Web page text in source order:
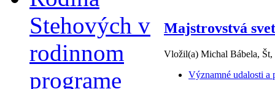
Stehových v
rodinnom
programe
Majstrovstvá
Vložil(a) Michal Bábela, Št,
Významné udalosti a